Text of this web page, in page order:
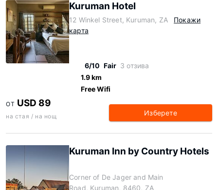
Kuruman Hotel
12 Winkel Street, Kuruman, ZA
Покажи
карта
6/10 Fair 3 отзива
1.9 km
Free Wifi
ОТ USD 89
на стая / на нощ Изберете
Kuruman Inn by Country Hotels
Corner of De Jager and Main
Road, Kuruman, 8460, ZA